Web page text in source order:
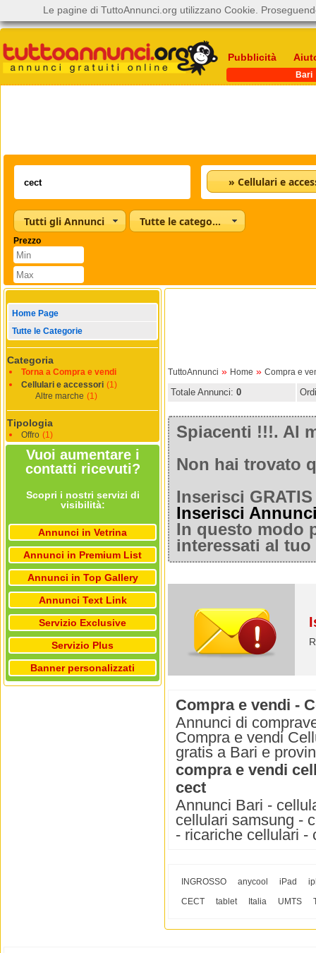
Pubblicità
Bari
» Cellulari e
Tutti gli Annunci Tutte le categorie
Prezzo
Home Page
Tutte le Categorie
Categoria
Torna a Compra e vendi
Cellulari e accessori (1)
Altre marche (1)
Tipologia
Offro (1)
Vuoi aumentare i
contatti ricevuti?
Scopri i nostri servizi di
visibilità:
Annunci in Vetrina
Annunci in Premium List
Annunci in Top Gallery
Annunci Text Link
Servizio Exclusive
Servizio Plus
Banner personalizzati
TuttoAnnunci » Home » Compra e
Totale Annunci: 0
Spiacenti !!!. Al
Non hai trovato
Inserisci
Inserisci
In questo modo
interessati al
Compra e vendi -
Annunci di
Compra e vendi
gratis a Bari e
compra e vendi
cect
Annunci Bari -
cellulari samsung -
- ricariche cellulari -
INGROSSO anycool iPad
CECT
tablet Italia UMTS
Le pagine di TuttoAnnunci.org utilizzano Cookie.